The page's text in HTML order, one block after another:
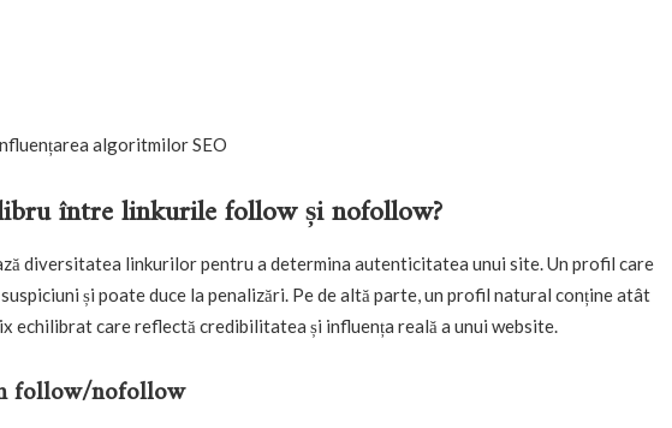
algoritmilor SEO
între linkurile follow și nofollow?
diversitatea linkurilor pentru a determina autenticitatea unui site. Un profil care
și poate duce la penalizări. Pe de altă parte, un profil natural conține atât
echilibrat care reflectă credibilitatea și influența reală a unui website.
follow/nofollow
AFACERI
Ce trebuie să știm despre
cumpărarea unui
apartament nou în cartierul
Titan, București
TEHNOLOGIE
Cele mai frecvente greșeli
la închirierea unei mașini